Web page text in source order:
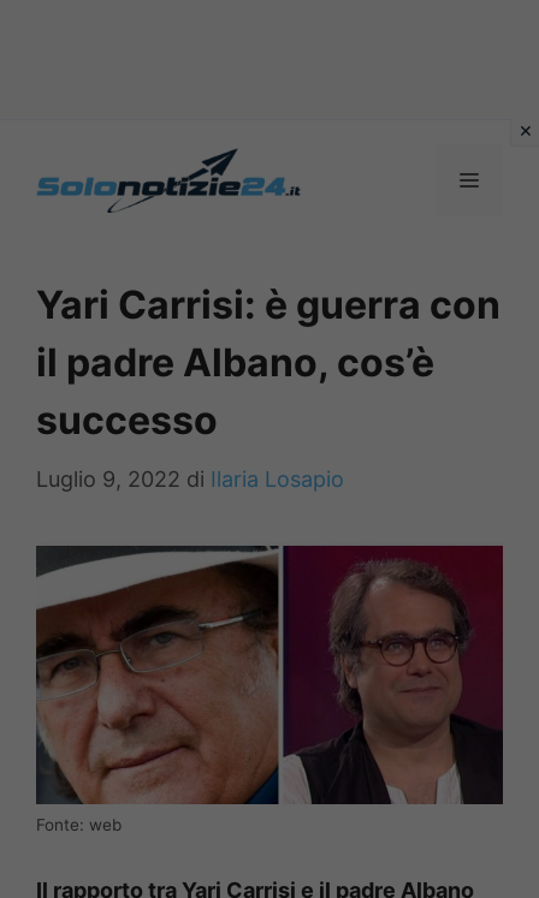
MENU
Yari Carrisi: è guerra con
il padre Albano, cos’è
successo
Luglio 9, 2022 di Ilaria Losapio
Fonte: web
Il rapporto tra Yari Carrisi e il padre Albano